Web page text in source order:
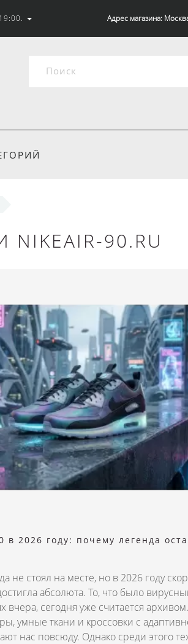
Адрес магазина:
90.RU
в 2026 году: почему легенда
не стоял на месте, но в 2026 году
абсолюта. То, что было
вчера, сегодня уже считается архивом.
умные ткани и кроссовки с
нас повсюду. Однако среди этого